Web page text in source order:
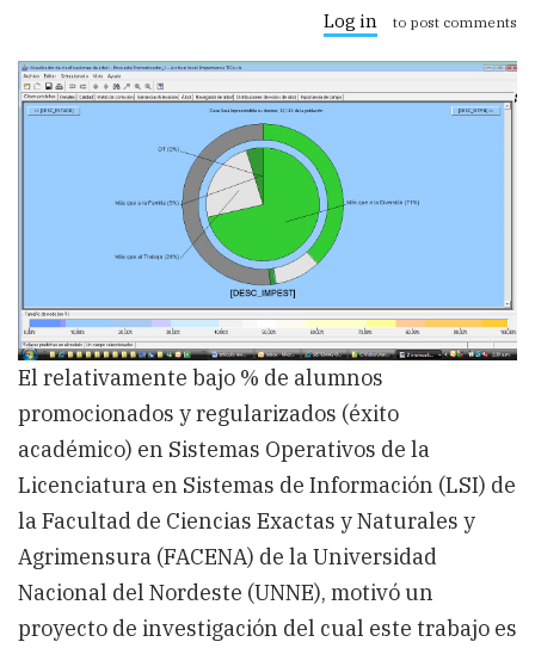
las
TICs
desde
perspectiva
alumnos
su
relación
el
rendimiento
académico
Log in to post comments
El relativamente bajo % de alumnos
promocionados y regularizados (éxito
académico) en Sistemas Operativos de la
Licenciatura en Sistemas de Información (LSI) de
la Facultad de Ciencias Exactas y Naturales y
Agrimensura (FACENA) de la Universidad
Nacional del Nordeste (UNNE), motivó un
proyecto de investigación del cual este trabajo es